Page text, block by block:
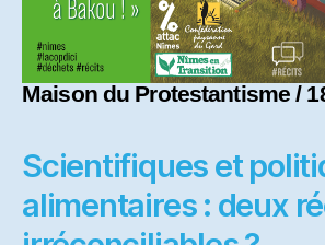
Maison du Protestantisme /
Scientifiques et
alimentaires : deux